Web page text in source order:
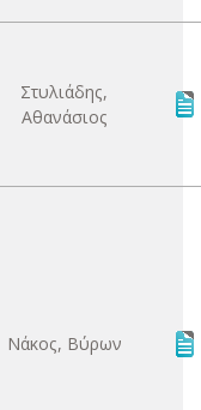
Στυλιάδης,
Αθανάσιος
Νάκος, Βύρων